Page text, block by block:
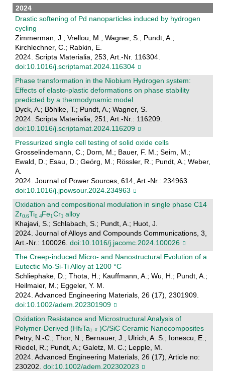
2024
Drastic softening of Pd nanoparticles induced by hydrogen
cycling
Zimmerman, J.; Vrellou, M.; Wagner, S.; Pundt, A.;
Kirchlechner, C.; Rabkin, E.
2024. Scripta Materialia, 253, Art.-Nr. 116304.
doi:10.1016/j.scriptamat.2024.116304
Phase transformation in the Niobium Hydrogen system:
Effects of elasto-plastic deformations on phase stability
predicted by a thermodynamic model
Dyck, A.; Böhlke, T.; Pundt, A.; Wagner, S.
2024. Scripta Materialia, 251, Art.-Nr.: 116209.
doi:10.1016/j.scriptamat.2024.116209
Pressurized single cell testing of solid oxide cells
Grosselindemann, C.; Dorn, M.; Bauer, F. M.; Seim, M.;
Ewald, D.; Esau, D.; Geörg, M.; Rössler, R.; Pundt, A.; Weber,
A.
2024. Journal of Power Sources, 614, Art.-Nr.: 234963.
doi:10.1016/j.jpowsour.2024.234963
Oxidation and compositional modulation in single phase C14
Zr
Ti Fe Cr alloy
Khajavi, S.; Schlabach, S.; Pundt, A.; Huot, J.
2024. Journal of Alloys and Compounds Communications, 3,
Art.-Nr.: 100026. doi:10.1016/j.jacomc.2024.100026
The Creep‐induced Micro‐ and Nanostructural Evolution of a
Eutectic Mo‐Si‐Ti Alloy at 1200 °C
Schliephake, D.; Thota, H.; Kauffmann, A.; Wu, H.; Pundt, A.;
Heilmaier, M.; Eggeler, Y. M.
2024. Advanced Engineering Materials, 26 (17), 2301909.
doi:10.1002/adem.202301909
Oxidation Resistance and Microstructural Analysis of
Polymer‐Derived (HfₓTa₁₋ₓ )C/SiC Ceramic Nanocomposites
Petry, N.-C.; Thor, N.; Bernauer, J.; Ulrich, A. S.; Ionescu, E.;
Riedel, R.; Pundt, A.; Galetz, M. C.; Lepple, M.
2024. Advanced Engineering Materials, 26 (17), Article no:
230202. doi:10.1002/adem.202302023